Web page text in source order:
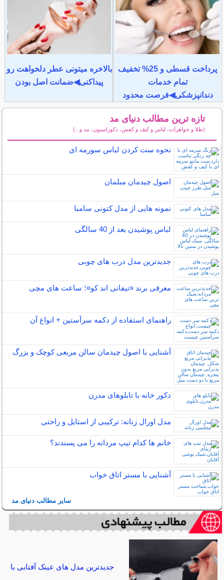
پرداخت قسطی و 25% تخفیف
تمام خدمات
دندانپزشکی◀فرصت محدود
بالاخره میتونی عطر دلخواهت رو
پیداکنی◀ضمانت اصل بودن
تازه ترین مطالب دنیای مد
(طلا و جواهرات، لباس و کیف و کفش، دکوراسیون، مد و...)
نحوه ست کردن لباس سورمه ای
اصول چیدمان مبلمان
نمونه هایی از مدل کتونی سامبا
لباس پوشیدن بعد از 40 سالگی
جدیدترین مدل درب های چوبی
معرفی برند «تیفانی اند کو»؛ ساعت های مچی
راهنمای استفاده از دکمه سرآستین + انواع آن
آشنایی با اصول چیدمان سالن مربعی کوچک و بزرگ
دکور خانه با تابلوهای مدرن
مدل اورال زنانه: ترکیبی از استایل و راحتی
خانم ها کدام تیپ مردانه را می پسندند؟
آشنایی با مستر اتاق خواب
سایر مطالب دنیای مد
جدیدترین مدل های عینک آفتابی با